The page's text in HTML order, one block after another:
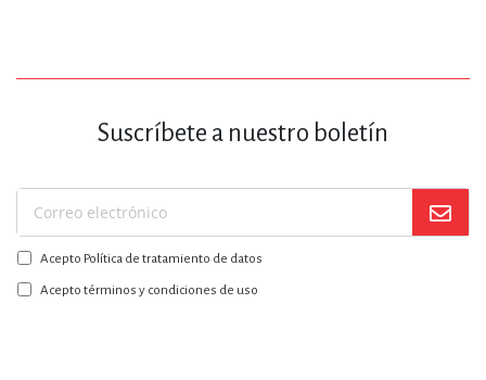
Suscríbete a nuestro boletín
Suscríbase
a
nuestro
boletín:
Acepto Política de tratamiento de datos
Acepto términos y condiciones de uso